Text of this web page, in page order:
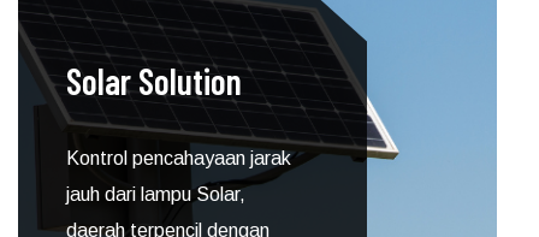
Solar Solution
Kontrol pencahayaan jarak
jauh dari lampu Solar,
daerah terpencil dengan